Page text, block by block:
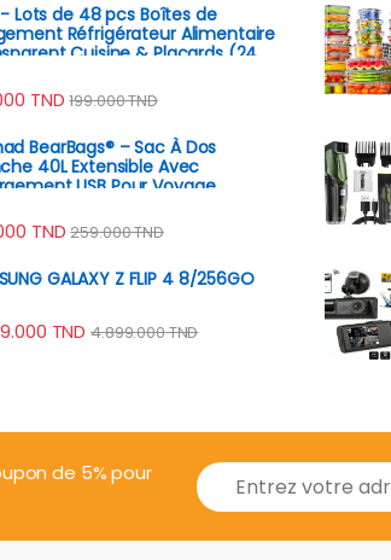
Lots de 48 pcs Boîtes de
Réfrigérateur Alimentaire
Cuisine & Placards (24
TND 199.000TND
BearBags® – Sac À Dos
40L Extensible Avec
USB Pour Voyage
TND 259.000TND
GALAXY Z FLIP 4 8/256GO
TND 4.899.000TND
de 5% pour
E
m
i